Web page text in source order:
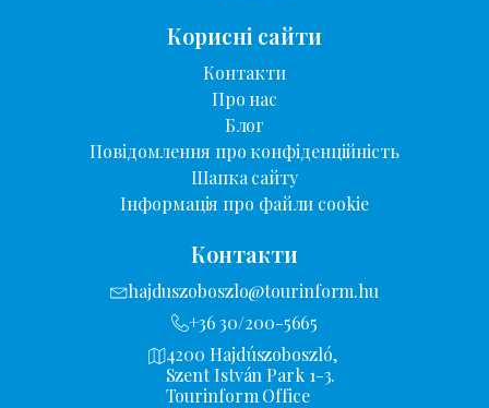
Корисні сайти
Контакти
Про нас
Блог
Повідомлення про конфіденційність
Шапка сайту
Інформація про файли cookie
Контакти
hajduszoboszlo@tourinform.hu
+36 30/200-5665
4200 Hajdúszoboszló,
Szent István Park 1-3.
Tourinform Office